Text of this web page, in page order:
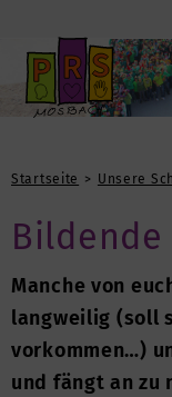
Startseite Unsere
Manche von
langweilig (soll
vorkommen…)
und fängt an zu